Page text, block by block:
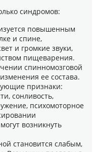
синдромов:
повышенным
и спине,
и громкие звуки,
пищеварения.
спинномозговой
ее состава.
признаки:
сонливость,
психомоторное
возникнуть
становится слабым,